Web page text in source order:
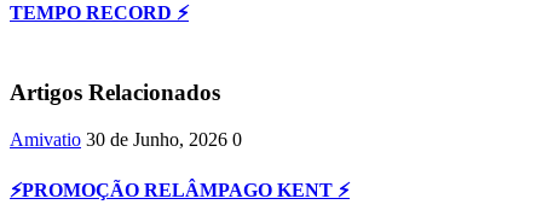
TEMPO RECORD ⚡️
Artigos Relacionados
Amivatio 30 de Junho, 2026 0
⚡PROMOÇÃO RELÂMPAGO KENT ⚡